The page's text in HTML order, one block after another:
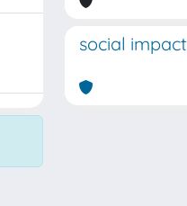
social impact